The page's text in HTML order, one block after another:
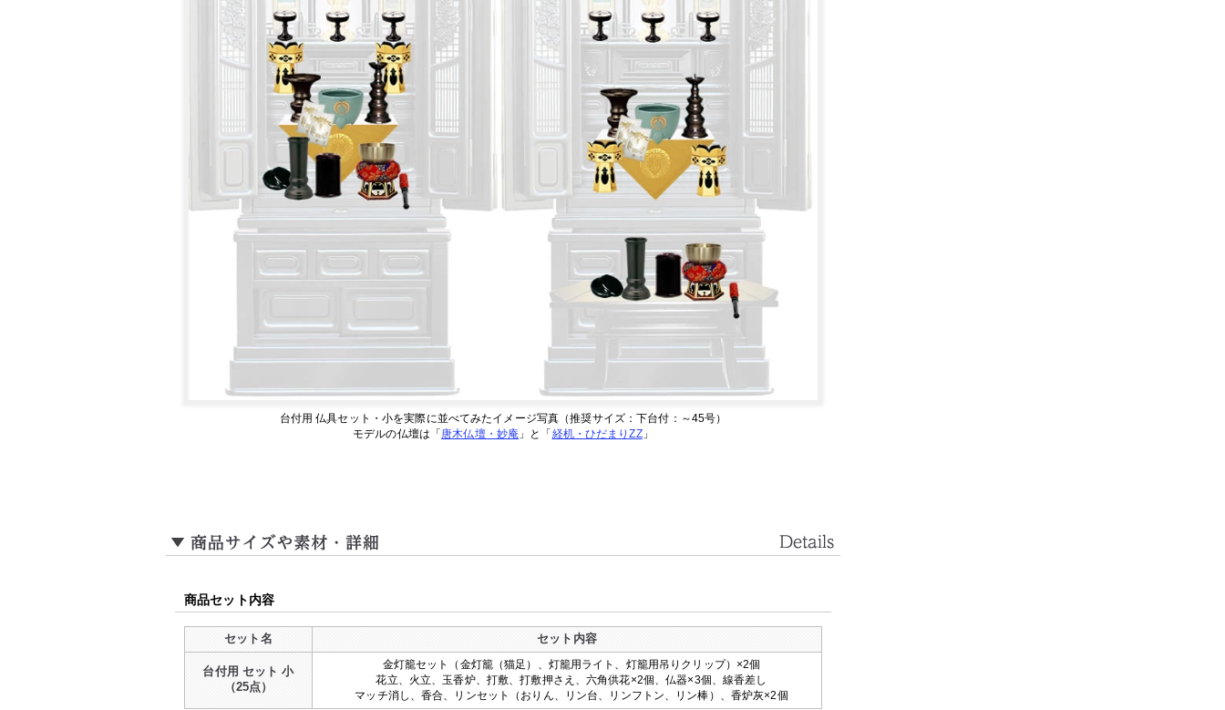
台付用 仏具セット・小を実際に並べてみたイメージ写真（推奨サイズ：下台付：～45号）
モデルの仏壇は「 唐木仏壇・妙庵 」と「 経机・ひだまりZZ」
商品セット内容
セット名 セット内容
台付用 セット 小
（25点）
金灯籠セット（金灯籠（猫足）、灯籠用ライト、灯籠用吊りクリップ）×2個
花立、火立、玉香炉、打敷、打敷押さえ、六角供花×2個、仏器×3個、線香差し
マッチ消し、香合、リンセット（おりん、リン台、リンフトン、リン棒）、香炉灰×2個